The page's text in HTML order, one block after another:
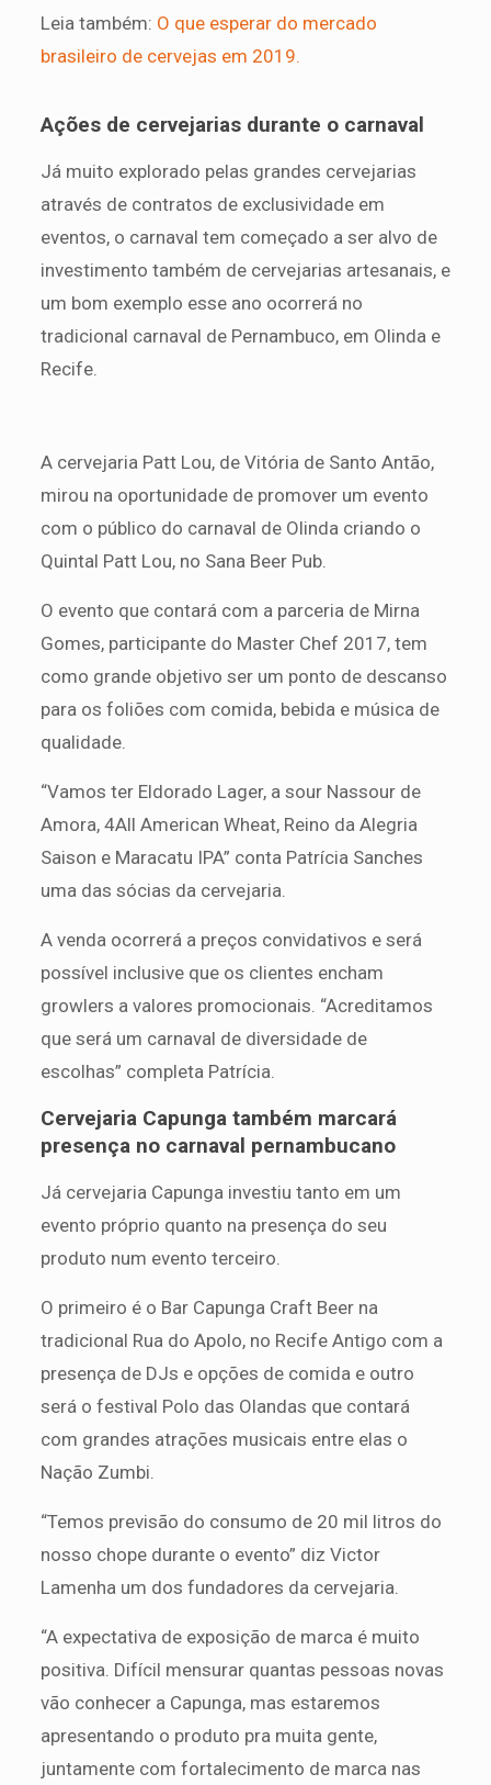
Leia também: O que esperar do mercado
brasileiro de cervejas em 2019.
Ações de cervejarias durante o carnaval
Já muito explorado pelas grandes cervejarias
através de contratos de exclusividade em
eventos, o carnaval tem começado a ser alvo de
investimento também de cervejarias artesanais, e
um bom exemplo esse ano ocorrerá no
tradicional carnaval de Pernambuco, em Olinda e
Recife.
A cervejaria Patt Lou, de Vitória de Santo Antão,
mirou na oportunidade de promover um evento
com o público do carnaval de Olinda criando o
Quintal Patt Lou, no Sana Beer Pub.
O evento que contará com a parceria de Mirna
Gomes, participante do Master Chef 2017, tem
como grande objetivo ser um ponto de descanso
para os foliões com comida, bebida e música de
qualidade.
“Vamos ter Eldorado Lager, a sour Nassour de
Amora, 4All American Wheat, Reino da Alegria
Saison e Maracatu IPA” conta Patrícia Sanches
uma das sócias da cervejaria.
A venda ocorrerá a preços convidativos e será
possível inclusive que os clientes encham
growlers a valores promocionais. “Acreditamos
que será um carnaval de diversidade de
escolhas” completa Patrícia.
Cervejaria Capunga também marcará
presença no carnaval pernambucano
Já cervejaria Capunga investiu tanto em um
evento próprio quanto na presença do seu
produto num evento terceiro.
O primeiro é o Bar Capunga Craft Beer na
tradicional Rua do Apolo, no Recife Antigo com a
presença de DJs e opções de comida e outro
será o festival Polo das Olandas que contará
com grandes atrações musicais entre elas o
Nação Zumbi.
“Temos previsão do consumo de 20 mil litros do
nosso chope durante o evento” diz Victor
Lamenha um dos fundadores da cervejaria.
“A expectativa de exposição de marca é muito
positiva. Difícil mensurar quantas pessoas novas
vão conhecer a Capunga, mas estaremos
apresentando o produto pra muita gente,
juntamente com fortalecimento de marca nas